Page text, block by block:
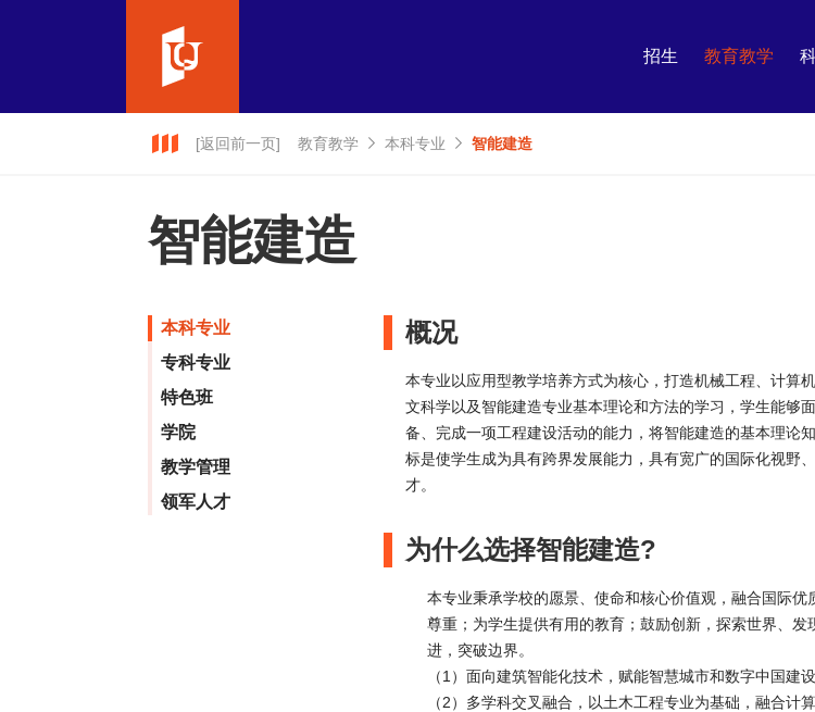
招生 教育教学
[返回前一页] 教育教学 本科专业 智能建造
智能建造
本科专业
专科专业
特色班
学院
教学管理
领军人才
概况
本专业以应用型教学培养方式为核心，打造机械工程、计算
文科学以及智能建造专业基本理论和方法的学习，学生能够
备、完成一项工程建设活动的能力，将智能建造的基本理论
标是使学生成为具有跨界发展能力，具有宽广的国际化视野
才。
为什么选择智能建造?
本专业秉承学校的愿景、使命和核心价值观，融合国际
尊重；为学生提供有用的教育；鼓励创新，探索世界、
进，突破边界。
（1）面向建筑智能化技术，赋能智慧城市和数字中国建设
（2）多学科交叉融合，以土木工程专业为基础，融合计